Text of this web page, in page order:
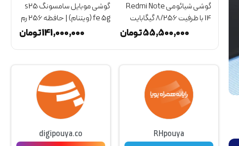
گوشی شیائومی Redmi Note
14 با ظرفیت 8/256 گیگابایت
(گلوبال)55,500,000تومان
گوشی موبایل سامسونگ s25
fe 5g (ویتنام) | حافظه 256 رم
141,000,000تومان
RHpouya
digipouya.co